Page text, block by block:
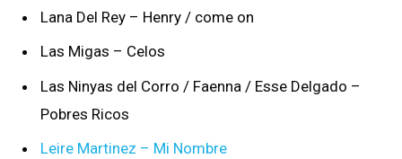
Lana Del Rey – Henry / come on
Las Migas – Celos
Las Ninyas del Corro / Faenna / Esse Delgado –
Pobres Ricos
Leire Martinez – Mi Nombre